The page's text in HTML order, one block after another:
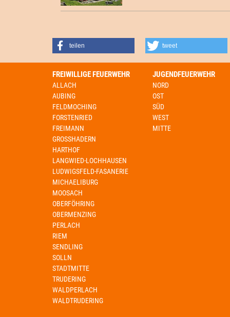
teilen tweet
FREIWILLIGE FEUERWEHR
ALLACH
AUBING
FELDMOCHING
FORSTENRIED
FREIMANN
GROSSHADERN
HARTHOF
LANGWIED-LOCHHAUSEN
LUDWIGSFELD-FASANERIE
MICHAELIBURG
MOOSACH
OBERFÖHRING
OBERMENZING
PERLACH
RIEM
SENDLING
SOLLN
STADTMITTE
TRUDERING
WALDPERLACH
WALDTRUDERING
JUGENDFEUERWEHR
NORD
OST
SÜD
WEST
MITTE